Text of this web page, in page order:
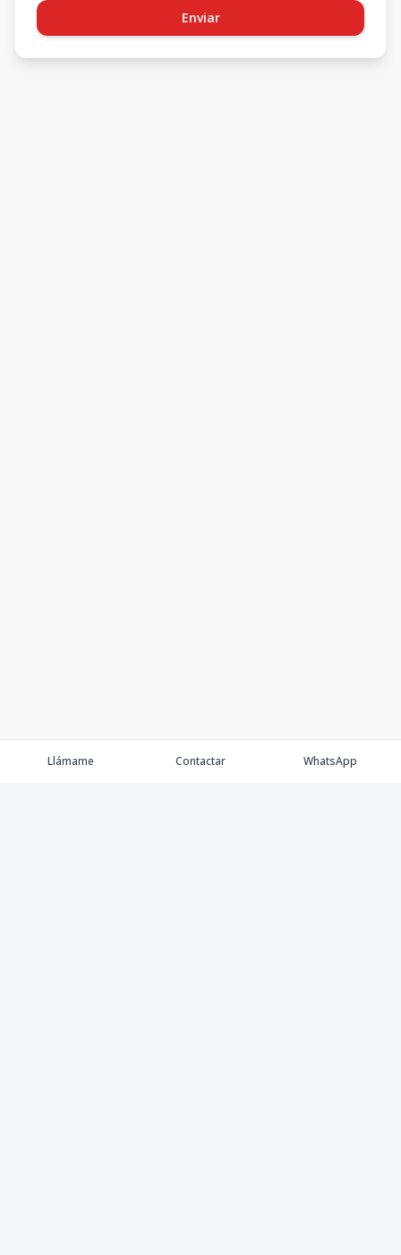
Enviar
Llámame Contactar WhatsApp